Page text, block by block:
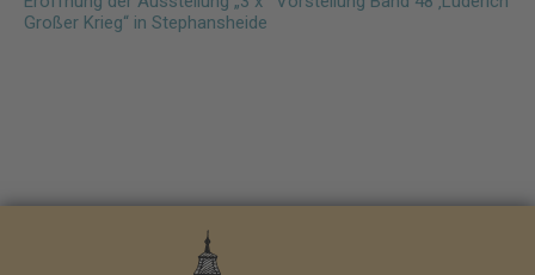
navigation
Großer Krieg“ in Stephansheide